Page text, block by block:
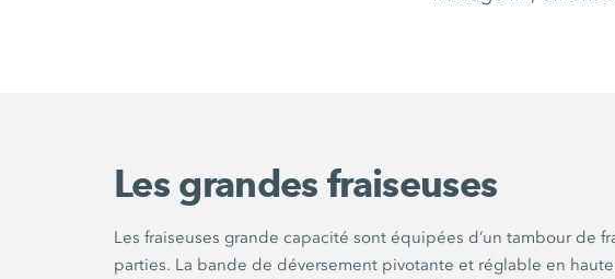
Les grandes fraiseuses
Les fraiseuses grande capacité sont équipées d’un tambour de
parties. La bande de déversement pivotante et réglable en